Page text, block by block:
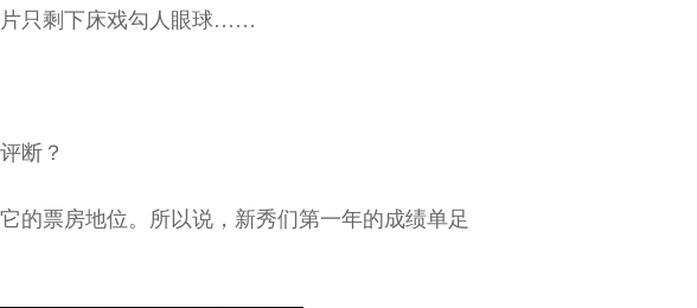
片只剩下床戏勾人眼球……
断？
的票房地位。所以说，新秀们第一年的成绩单足